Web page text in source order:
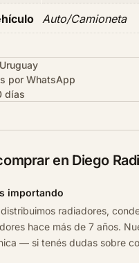
Auto/Camioneta
por WhatsApp
días
en Diego
importando
radiadores,
hace más de 7 años.
— si tenés dudas sobre